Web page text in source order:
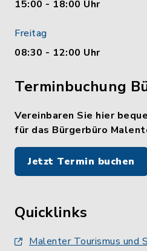
15:00 - 18:00 Uhr
Freitag
08:30 - 12:00 Uhr
Terminbuchung
Vereinbaren Sie hier
für das Bürgerbüro
Jetzt Termin buchen
Quicklinks
Malenter Tourismus und